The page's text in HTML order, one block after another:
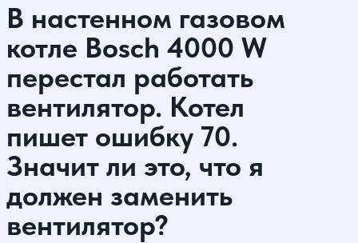
В настенном газовом
котле Bosch 4000 W
перестал работать
вентилятор. Котел
пишет ошибку 70.
Значит ли это, что я
должен заменить
вентилятор?